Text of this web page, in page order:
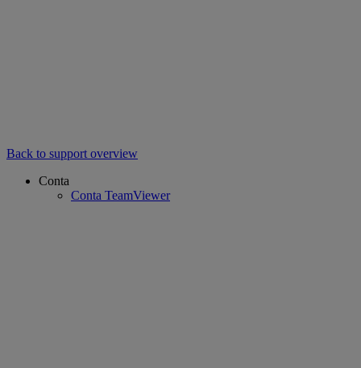
Back to support overview
Conta
Conta TeamViewer